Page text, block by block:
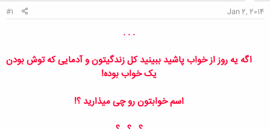
ض
Jan 2, 2014
#1
. . .
اگه یه روز از خواب پاشید ببینید کل زندگیتون وآدمایی که توش بودن
یک خواب بوده!
اسم خوابتون رو چی میذارید ؟!